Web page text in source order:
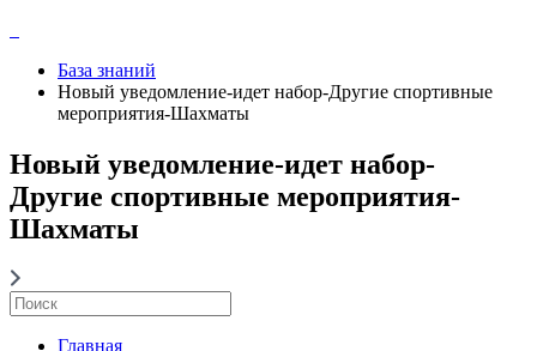
База знаний
Новый уведомление-идет набор-Другие спортивные
мероприятия-Шахматы
Новый уведомление-идет набор-
Другие спортивные мероприятия-
Шахматы
Главная